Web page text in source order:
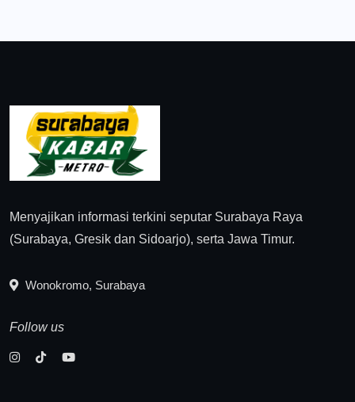
Menyajikan informasi terkini seputar Surabaya Raya
(Surabaya, Gresik dan Sidoarjo), serta Jawa Timur.
Wonokromo, Surabaya
Follow us